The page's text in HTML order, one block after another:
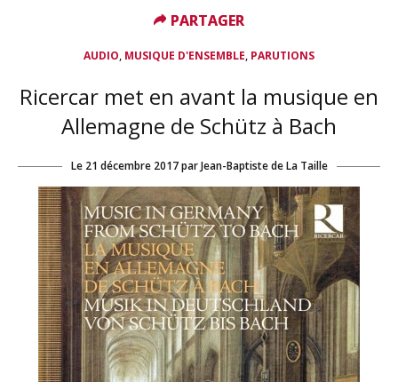
AUDIO, MUSIQUE D'ENSEMBLE, PARUTIONS
Ricercar met en avant la musique en
Allemagne de Schütz à Bach
Le 21 décembre 2017 par Jean-Baptiste de La Taille
PARTAGER
PARTAGER